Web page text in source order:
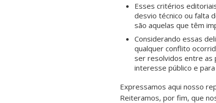
Esses critérios
desvio técnico ou falta
são aquelas que têm
Considerando essas
qualquer conflito
ser resolvidos entre as
interesse público e
Expressamos aqui nosso
Reiteramos, por fim, que